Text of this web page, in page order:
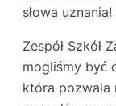
słowa uznania!
Zespół Szkół
mogliśmy być
która pozwala